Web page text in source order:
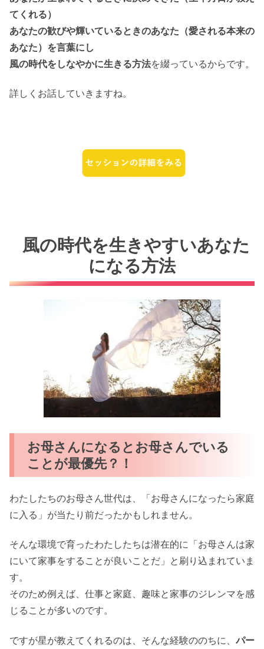
てくれる）
あなたの歓びや輝いているときのあなた（愛される本来の
あなた）を言葉にし
風の時代をしなやかに生きる方法を綴っているからです。
詳しくお話していきますね。
風の時代を生きやすいあなた
になる方法
お母さんになるとお母さんでいる
ことが最優先？！
わたしたちのお母さん世代は、「お母さんになったら家庭
に入る」が当たり前だったかもしれません。
そんな環境で育ったわたしたちは潜在的に「お母さんは家
にいて家事をすることが良いことだ」と刷り込まれていま
す。
そのため例えば、仕事と家庭、趣味と家事のジレンマを感
じることが多いのです。
ですが星が教えてくれるのは、そんな経験ののちに、 パー